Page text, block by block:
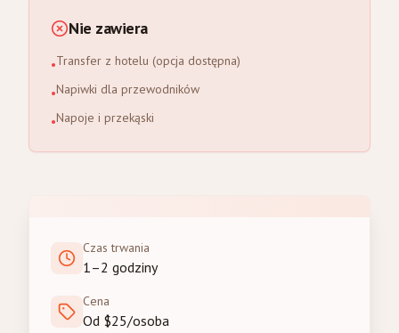
Nie zawiera
•Transfer z hotelu (opcja dostępna)
•Napiwki dla przewodników
•Napoje i przekąski
Czas trwania
1–2 godziny
Cena
Od $25/osoba